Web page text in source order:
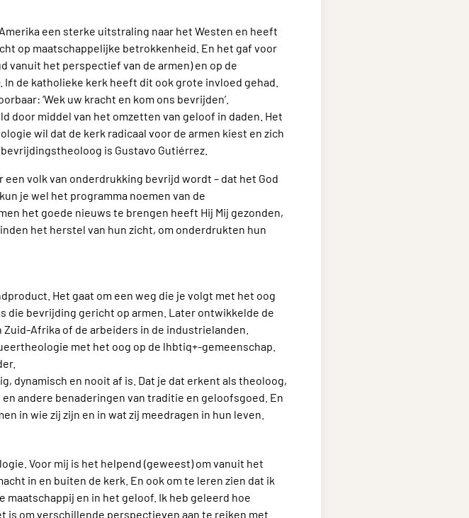
een sterke uitstraling naar het Westen en heeft
op maatschappelijke betrokkenheid. En het gaf voor
vanuit het perspectief van de armen) en op de
de katholieke kerk heeft dit ook grote invloed gehad.
‘Wek uw kracht en kom ons bevrijden’.
door middel van het omzetten van geloof in daden. Het
wil dat de kerk radicaal voor de armen kiest en zich
is Gustavo Gutiérrez.
volk van onderdrukking bevrijd wordt – dat het God
je wel het programma noemen van de
het goede nieuws te brengen heeft Hij Mij gezonden,
het herstel van hun zicht, om onderdrukten hun
Het gaat om een weg die je volgt met het oog
die bevrijding gericht op armen. Later ontwikkelde de
Afrika of de arbeiders in de industrielanden.
met het oog op de lhbtiq+-gemeenschap.
dynamisch en nooit af is. Dat je dat erkent als theoloog,
andere benaderingen van traditie en geloofsgoed. En
in wie zij zijn en in wat zij meedragen in hun leven.
Voor mij is het helpend (geweest) om vanuit het
in en buiten de kerk. En ook om te leren zien dat ik
maatschappij en in het geloof. Ik heb geleerd hoe
is om verschillende perspectieven aan te reiken met